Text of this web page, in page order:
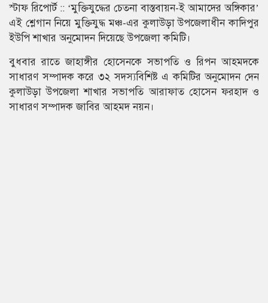
স্টাফ রিপোর্ট :: ‘মুক্তিযুদ্ধের চেতনা বাস্তবায়ন-ই আমাদের অঙ্গিকার’
এই শ্লেগান নিয়ে মুক্তিযুদ্ধ মঞ্চ-এর কুলাউড়া উপজেলাধীন কাদিপুর
ইউপি শাখার অনুমোদন দিয়েছে উপজেলা কমিটি।
বুধবার রাতে জাহাঙ্গীর হোসেনকে সভাপতি ও রিপন আহমদকে
সাধারণ সম্পাদক করে ৩২ সদস্যবিশিষ্ট এ কমিটির অনুমোদন দেন
কুলাউড়া উপজেলা শাখার সভাপতি আরাফাত হোসেন ফরহাদ ও
সাধারণ সম্পাদক জাবির আহমদ নয়ন।